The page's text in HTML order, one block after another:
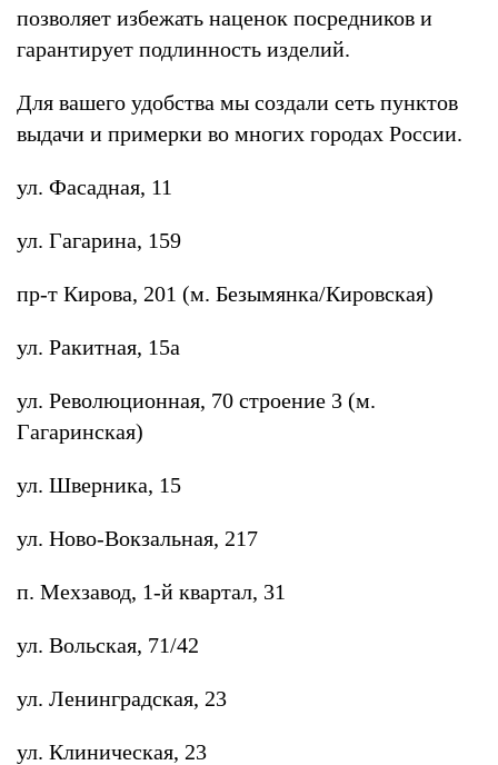
позволяет избежать наценок посредников и
гарантирует подлинность изделий.
Для вашего удобства мы создали сеть пунктов
выдачи и примерки во многих городах России.
ул. Фасадная, 11
ул. Гагарина, 159
пр-т Кирова, 201 (м. Безымянка/Кировская)
ул. Ракитная, 15а
ул. Революционная, 70 строение 3 (м.
Гагаринская)
ул. Шверника, 15
ул. Ново-Вокзальная, 217
п. Мехзавод, 1-й квартал, 31
ул. Вольская, 71/42
ул. Ленинградская, 23
ул. Клиническая, 23